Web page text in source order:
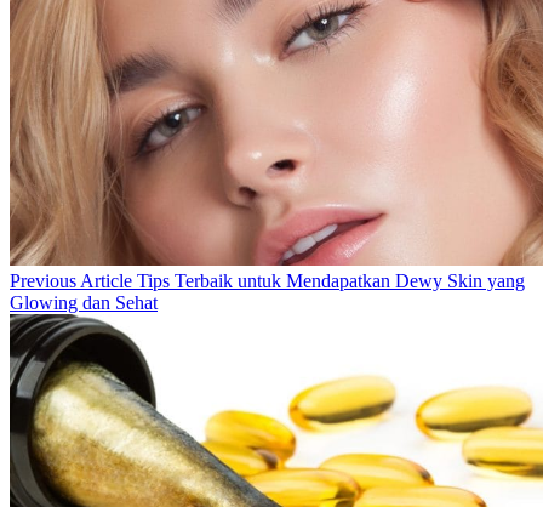
Previous Article Previous
Post:
Tips Terbaik untuk Mendapatkan Dewy Skin yang
Glowing dan Sehat